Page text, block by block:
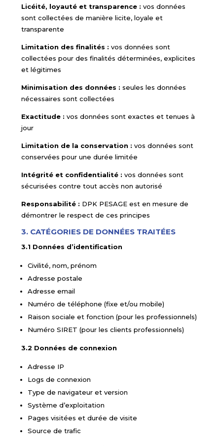
Licéité, loyauté et transparence : vos données
sont collectées de manière licite, loyale et
transparente
Limitation des finalités : vos données sont
collectées pour des finalités déterminées, explicites
et légitimes
Minimisation des données : seules les données
nécessaires sont collectées
Exactitude : vos données sont exactes et tenues à
jour
Limitation de la conservation : vos données sont
conservées pour une durée limitée
Intégrité et confidentialité : vos données sont
sécurisées contre tout accès non autorisé
Responsabilité : DPK PESAGE est en mesure de
démontrer le respect de ces principes
3. CATÉGORIES DE DONNÉES TRAITÉES
3.1 Données d’identification
Civilité, nom, prénom
Adresse postale
Adresse email
Numéro de téléphone (fixe et/ou mobile)
Raison sociale et fonction (pour les professionnels)
Numéro SIRET (pour les clients professionnels)
3.2 Données de connexion
Adresse IP
Logs de connexion
Type de navigateur et version
Système d’exploitation
Pages visitées et durée de visite
Source de trafic